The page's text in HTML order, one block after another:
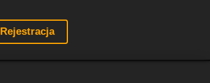
Rejestracja